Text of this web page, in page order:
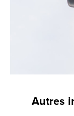
Autres